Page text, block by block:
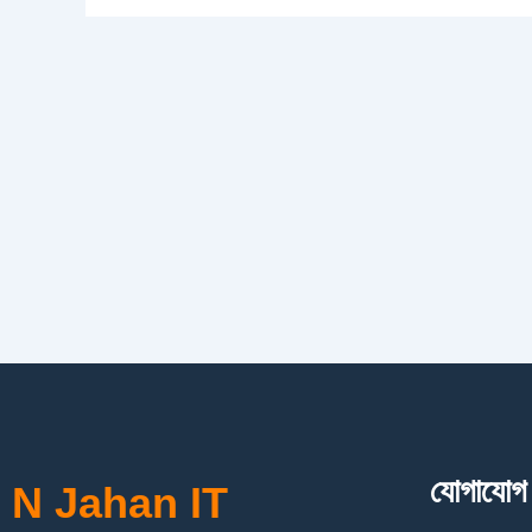
N Jahan IT যোগাযোগ